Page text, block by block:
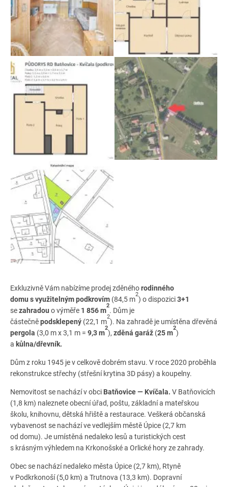
Exkluzivně Vám nabízíme prodej zděnéhorodinného
domu s využitelným podkrovím (84,5 m
2
) o dispozici3+1
sezahradou o výměře 1 856 m
2
. Dům je
částečněpodsklepený (22,1 m
2
). Na zahradě je umístěna dřevěná
pergola (3,0 m x 3,1 m = 9,3 m
2
), zděná garáž (25 m
2
)
a kůlna/dřevník.
Dům z roku 1945 je v celkově dobrém stavu. V roce 2020 proběhla
rekonstrukce střechy (střešní krytina 3D pásy) a koupelny.
Nemovitost se nachází v obci Batňovice — Kvíčala. V Batňovicích
(1,8 km) naleznete obecní úřad, poštu, základní a mateřskou
školu, knihovnu, dětská hřiště a restaurace. Veškerá občanská
vybavenost se nachází ve vedlejším městě Úpice (2,7 km
od domu). Je umístěná nedaleko lesů a turistických cest
s krásným výhledem na Krkonošské a Orlické hory ze zahrady.
Obec se nachází nedaleko města Úpice (2,7 km), Rtyně
v Podkrkonoší (5,0 km) a Trutnova (13,3 km). Dopravní